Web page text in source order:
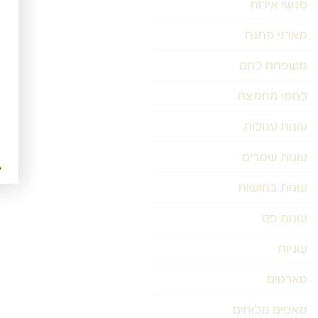
מגשי אירוח
מארזי מתנה
משפחת לחם
לחמי מחמצת
עוגות עגולות
עוגות שמרים
עוגות בחושות
עוגות פס
עוגיות
טארטים
מאפים מלוחים